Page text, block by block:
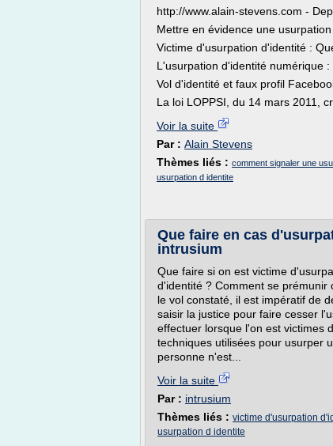
http://www.alain-stevens.com -
Mettre en évidence une
Victime d'usurpation d'identité :
L'usurpation d'identité numérique
Vol d'identité et faux profil
La loi LOPPSI, du 14 mars 2011,
Voir la suite
Par : Alain Stevens
Thèmes liés : comment signaler une
usurpation d identite
Que faire en cas
intrusium
Que faire si on est victime
d'identité ? Comment se
le vol constaté, il est impératif de
saisir la justice pour faire cesser
effectuer lorsque l'on est victimes
techniques utilisées pour usurper
personne n'est...
Voir la suite
Par : intrusium
Thèmes liés : victime d'usurpation
usurpation d identite